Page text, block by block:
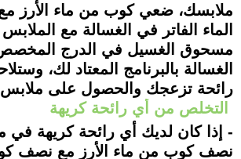
ملابسك، ضعي كوب من ماء الأرز
الماء الفاتر في الغسالة مع
مسحوق الغسيل في الدرج
الغسالة بالبرنامج المعتاد لك،
رائحة تزعجك والحصول على ملابس
التخلص من أي رائحة كريهة
- إذا كان لديك أي رائحة كريهة في
نصف كوب من ماء الأرز مع نصف